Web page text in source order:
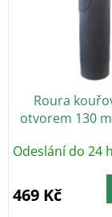
Roura
otvorem 130
Odeslání do 24
469 Kč